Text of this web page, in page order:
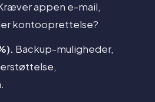
appen e-mail,
kontooprettelse?
Backup-muligheder,